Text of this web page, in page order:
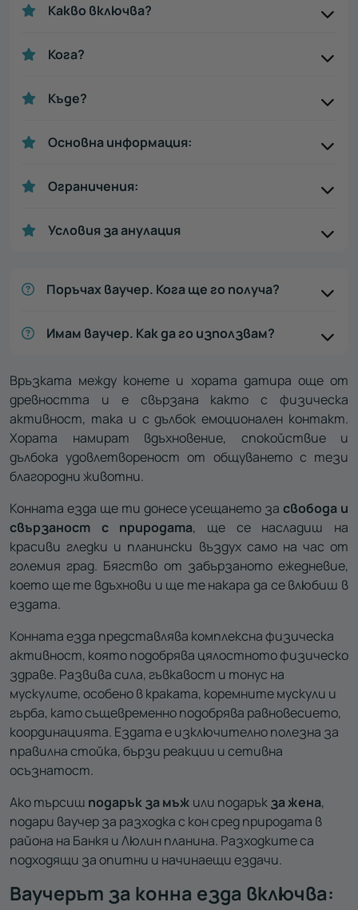
Какво включва?
Кога?
Къде?
Основна информация:
Ограничения:
Условия за анулация
Поръчах ваучер. Кога ще го получа?
Имам ваучер. Как да го използвам?
Връзката между конете и хората датира още от
древността и е свързана както с физическа
активност, така и с дълбок емоционален контакт.
Хората намират вдъхновение, спокойствие и
дълбока удовлетвореност от общуването с тези
благородни животни.
Конната езда ще ти донесе усещането засвобода и
свързаност с природата, ще се насладиш на
красиви гледки и планински въздух само на час от
големия град. Бягство от забързаното ежедневие,
което ще те вдъхнови и ще те накара да се влюбиш в
ездата.
Конната езда представлява комплексна физическа
активност, която подобрява цялостното физическо
здраве. Развива сила, гъвкавост и тонус на
мускулите, особено в краката, коремните мускули и
гърба, като същевременно подобрява равновесието,
координацията. Ездата е изключително полезна за
правилна стойка, бързи реакции и сетивна
осъзнатост.
Ако търсиш подарък за мъж или подарък за жена,
подари ваучер за разходка с кон сред природата в
района на Банкя и Люлин планина. Разходките са
подходящи за опитни и начинаещи ездачи.
Ваучерът за конна езда включва: